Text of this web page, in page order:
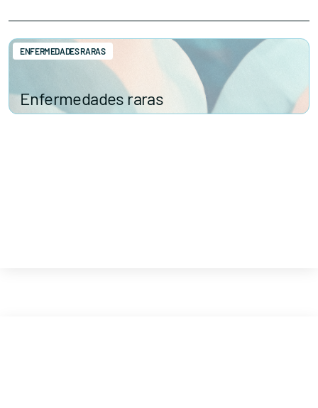
Enfermedades raras
ENFERMEDADES RARAS